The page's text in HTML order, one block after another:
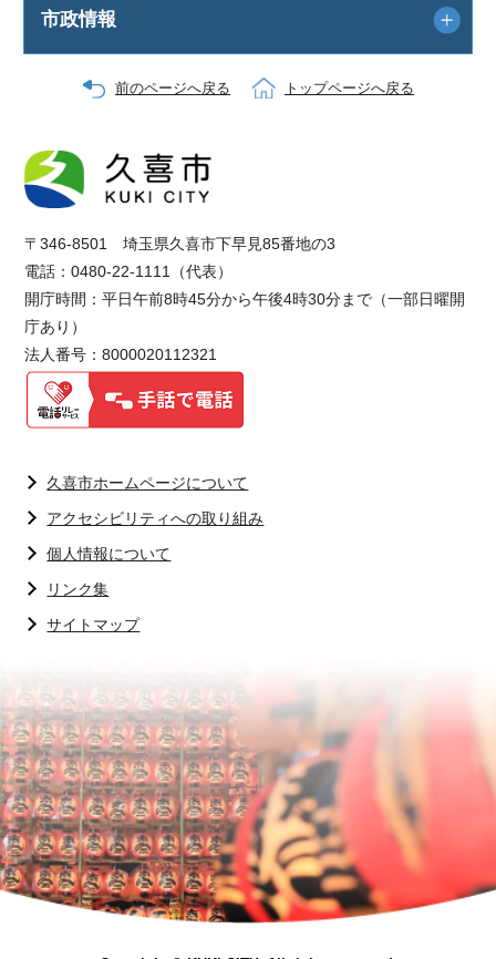
市政情報
前のページへ戻る トップページへ戻る
〒346-8501 埼玉県久喜市下早見85番地の3
電話：0480-22-1111（代表）
開庁時間：平日午前8時45分から午後4時30分まで（一部日曜開
庁あり）
法人番号：8000020112321
久喜市ホームページについて
アクセシビリティへの取り組み
個人情報について
リンク集
サイトマップ